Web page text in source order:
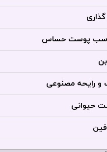
گذاری
پوست حساس
و رایحه مصنوعی
حیوانی